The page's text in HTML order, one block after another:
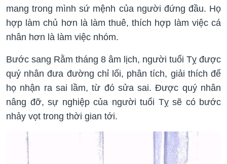
mang trong mình sứ mệnh của người đứng đầu. Họ
hợp làm chủ hơn là làm thuê, thích hợp làm việc cá
nhân hơn là làm việc nhóm.
Bước sang Rằm tháng 8 âm lịch, người tuổi Tỵ được
quý nhân đưa đường chỉ lối, phân tích, giải thích để
họ nhận ra sai lầm, từ đó sửa sai. Được quý nhân
nâng đỡ, sự nghiệp của người tuổi Tỵ sẽ có bước
nhảy vọt trong thời gian tới.